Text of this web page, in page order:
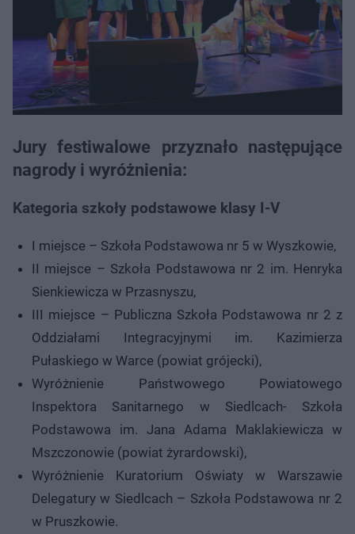
Jury festiwalowe przyznało następujące
nagrody i wyróżnienia:
Kategoria szkoły podstawowe klasy I-V
I miejsce – Szkoła Podstawowa nr 5 w Wyszkowie,
II miejsce – Szkoła Podstawowa nr 2 im. Henryka
Sienkiewicza w Przasnyszu,
III miejsce – Publiczna Szkoła Podstawowa nr 2 z
Oddziałami Integracyjnymi im. Kazimierza
Pułaskiego w Warce (powiat grójecki),
Wyróżnienie Państwowego Powiatowego
Inspektora Sanitarnego w Siedlcach- Szkoła
Podstawowa im. Jana Adama Maklakiewicza w
Mszczonowie (powiat żyrardowski),
Wyróżnienie Kuratorium Oświaty w Warszawie
Delegatury w Siedlcach – Szkoła Podstawowa nr 2
w Pruszkowie.